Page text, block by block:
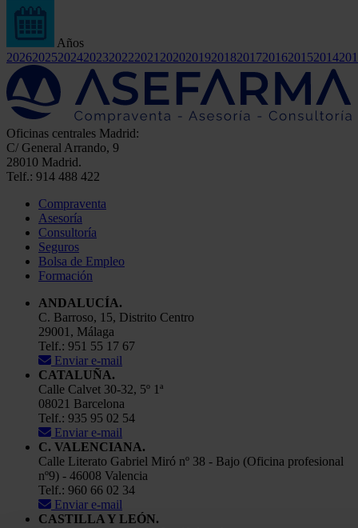
Años
202620252024202320222021 2020201920182017201620152014
Oficinas centrales Madrid:
C/ General Arrando, 9
28010 Madrid.
Telf.: 914 488 422
Compraventa
Asesoría
Consultoría
Seguros
Bolsa de Empleo
Formación
ANDALUCÍA.
C. Barroso, 15, Distrito Centro
29001, Málaga
Telf.: 951 55 17 67
Enviar e-mail
CATALUÑA.
Calle Calvet 30-32, 5º 1ª
08021 Barcelona
Telf.: 935 95 02 54
Enviar e-mail
C. VALENCIANA.
Calle Literato Gabriel Miró nº 38 - Bajo (Oficina profesional
nº9) - 46008 Valencia
Telf.: 960 66 02 34
Enviar e-mail
CASTILLA Y LEÓN.